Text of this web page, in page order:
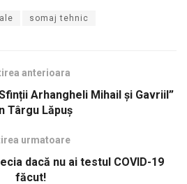
somaj tehnic
anterioara
Arhangheli Mihail și Gavriil”
Târgu Lăpuș
urmatoare
dacă nu ai testul COVID-19
făcut!